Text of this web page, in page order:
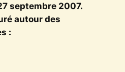
septembre 2007.
autour des
: